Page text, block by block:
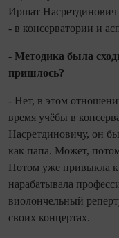
Иршат
- в консервато­рии и
- Методи­ка была
пришлось?
- Нет, в этом
время учёбы в
Насретдинови­чу, он
как папа. Может,
Потом уже привыкла
нараба­тывала
виолончельный
своих концертах.